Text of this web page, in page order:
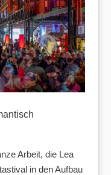
Arbeit, die Lea
in den Aufbau